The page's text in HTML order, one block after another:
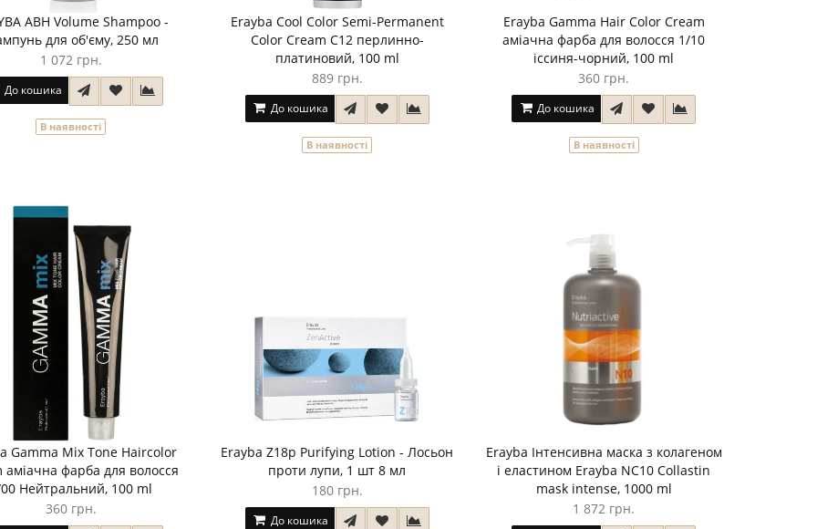
ABH Volume Shampoo -
для об'єму, 250 мл
1 072 грн.
До кошика
В наявності
Erayba Cool Color Semi-Permanent
Color Cream C12 перлинно-
платиновий, 100 ml
889 грн.
До кошика
В наявності
Erayba Gamma Hair Color Cream
аміачна фарба для волосся 1/10
іссиня-чорний, 100 ml
360 грн.
До кошика
В наявності
Gamma Mix Tone Haircolor
аміачна фарба для волосся
Нейтральний, 100 ml
360 грн.
Erayba Z18p Purifying Lotion - Лосьон
проти лупи, 1 шт 8 мл
180 грн.
До кошика
Erayba Інтенсивна маска з колагеном
і еластином Erayba NC10 Collastin
mask intense, 1000 ml
1 872 грн.